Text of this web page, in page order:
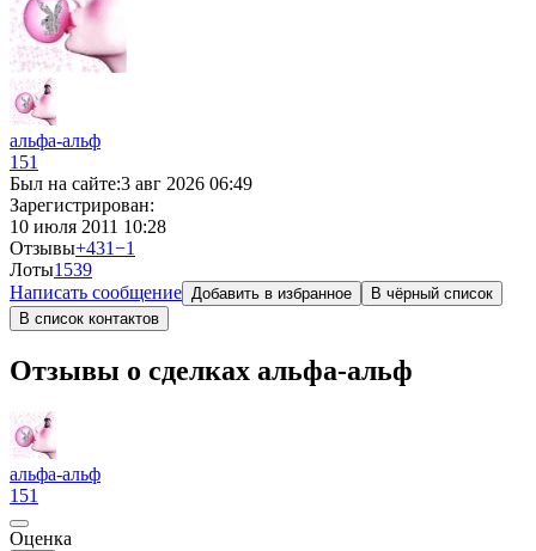
альфа-альф
151
Был на сайте:3 авг 2026 06:49
Зарегистрирован:
10 июля 2011 10:28
Отзывы+431−1
Лоты1539
Написать сообщение Добавить в избранное
В чёрный список
В список контактов
Отзывы о сделках альфа-альф
альфа-альф
151
Оценка